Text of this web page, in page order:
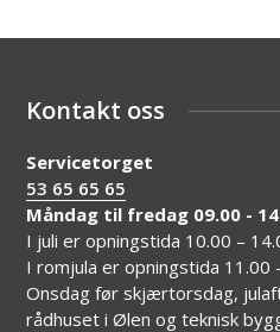
Kontakt oss
Servicetorget
53 65 65 65
Måndag til fredag 09.00 -
I juli er opningstida 10.00 –
I romjula er opningstida 11.00
Onsdag før skjærtorsdag,
rådhuset i Ølen og teknisk